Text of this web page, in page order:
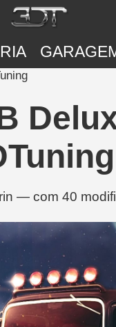
— com 40